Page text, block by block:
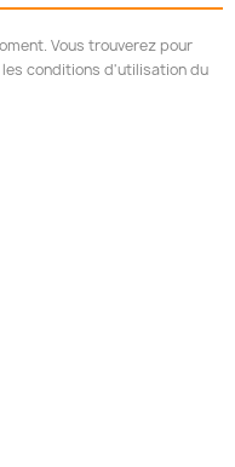
Vous trouverez pour
conditions d'utilisation du